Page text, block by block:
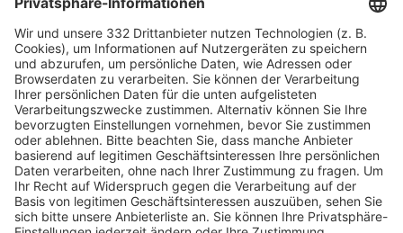
HÄUFIG BESUCHTE SEITEN
Pässe und Vereinswechsel
Trainerausbildung
Schulungsangebot Vereinsmitarbeiter
BFV-Geschäftsstellen
Trainerbörse
Login SpielPlus